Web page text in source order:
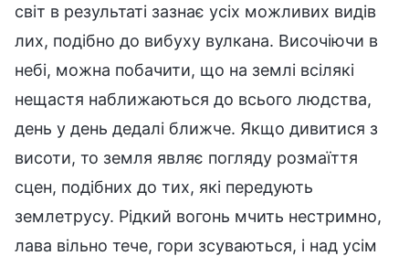
світ в результаті зазнає усіх можливих видів
лих, подібно до вибуху вулкана. Височіючи в
небі, можна побачити, що на землі всілякі
нещастя наближаються до всього людства,
день у день дедалі ближче. Якщо дивитися з
висоти, то земля являє погляду розмаїття
сцен, подібних до тих, які передують
землетрусу. Рідкий вогонь мчить нестримно,
лава вільно тече, гори зсуваються, і над усім